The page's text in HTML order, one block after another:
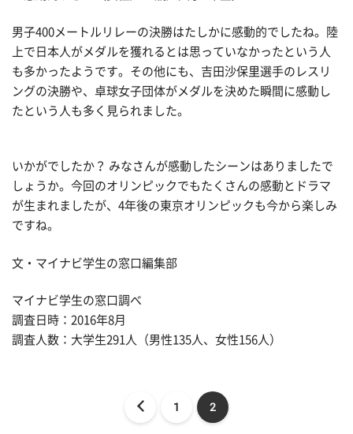
男子400メートルリレーの決勝はたしかに感動的でしたね。陸
上で日本人がメダルを獲れるとは思っていなかったという人
も多かったようです。その他にも、吉田沙保里選手のレスリ
ングの決勝や、卓球女子団体がメダルを決めた瞬間に感動し
たという人も多く見られました。
いかがでしたか？ みなさんが感動したシーンはありましたで
しょうか。今回のオリンピックでもたくさんの感動とドラマ
が生まれましたが、4年後の東京オリンピックも今から楽しみ
ですね。
文・マイナビ学生の窓口編集部
マイナビ学生の窓口調べ
調査日時：2016年8月
調査人数：大学生291人（男性135人、女性156人）
1 2